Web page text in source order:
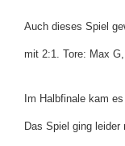
Auch dieses Spiel
mit 2:1. Tore: Max G,
Im Halbfinale kam
Das Spiel ging